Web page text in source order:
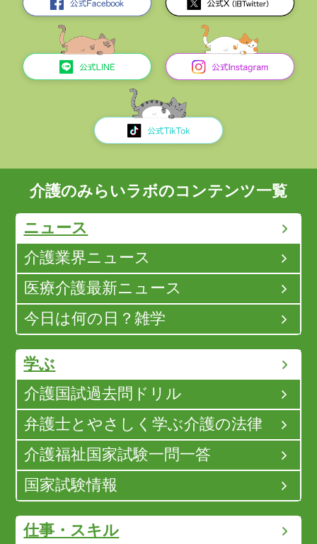
介護のみらいラボのコンテンツ一覧
ニュース
介護業界ニュース
医療介護最新ニュース
今日は何の日？雑学
学ぶ
介護国試過去問ドリル
弁護士とやさしく学ぶ介護の法律
介護福祉国家試験一問一答
国家試験情報
仕事・スキル